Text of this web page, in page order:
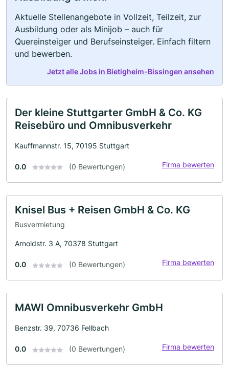
Aktuelle Stellenangebote in Vollzeit, Teilzeit, zur
Ausbildung oder als Minijob – auch für
Quereinsteiger und Berufseinsteiger. Einfach filtern
und bewerben.
Jetzt alle Jobs in Bietigheim-Bissingen ansehen
Der kleine Stuttgarter GmbH & Co. KG
Reisebüro und Omnibusverkehr
Kauffmannstr. 15, 70195 Stuttgart
0.0 (0 Bewertungen) Firma bewerten
Knisel Bus + Reisen GmbH & Co. KG
Busvermietung
Arnoldstr. 3 A, 70378 Stuttgart
0.0 (0 Bewertungen) Firma bewerten
MAWI Omnibusverkehr GmbH
Benzstr. 39, 70736 Fellbach
0.0 (0 Bewertungen) Firma bewerten